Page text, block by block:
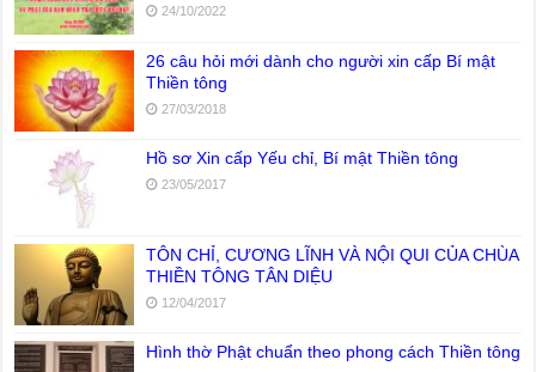
24/10/2022
26 câu hỏi mới dành cho người xin cấp Bí mật
Thiền tông
27/03/2018
Hồ sơ Xin cấp Yếu chỉ, Bí mật Thiền tông
23/05/2017
TÔN CHỈ, CƯƠNG LĨNH VÀ NỘI QUI CỦA CHÙA
THIỀN TÔNG TÂN DIỆU
12/04/2017
Hình thờ Phật chuẩn theo phong cách Thiền tông